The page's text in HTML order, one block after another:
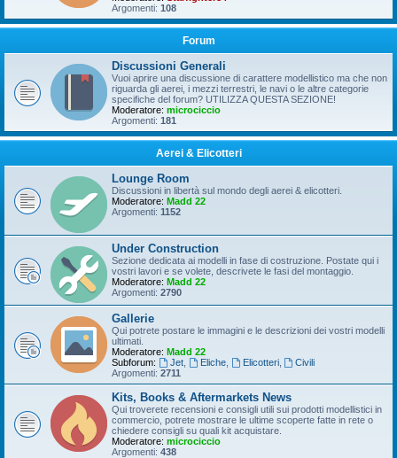
Argomenti: 108
Forum
Discussioni Generali
Vuoi aprire una discussione di carattere modellistico ma che non
riguarda gli aerei, i mezzi terrestri, le navi o le altre categorie
specifiche del forum? UTILIZZA QUESTA SEZIONE!
Moderatore: microciccio
Argomenti: 181
Aerei & Elicotteri
Lounge Room
Discussioni in libertà sul mondo degli aerei & elicotteri.
Moderatore: Madd 22
Argomenti: 1152
Under Construction
Sezione dedicata ai modelli in fase di costruzione. Postate qui i
vostri lavori e se volete, descrivete le fasi del montaggio.
Moderatore: Madd 22
Argomenti: 2790
Gallerie
Qui potrete postare le immagini e le descrizioni dei vostri modelli
ultimati.
Moderatore: Madd 22
Subforum:
Jet, Eliche, Elicotteri,
Civili
Argomenti: 2711
Kits, Books & Aftermarkets News
Qui troverete recensioni e consigli utili sui prodotti modellistici in
commercio, potrete mostrare le ultime scoperte fatte in rete o
chiedere consigli su quali kit acquistare.
Moderatore: microciccio
Argomenti: 438